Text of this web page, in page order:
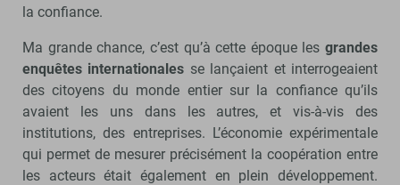
la confiance.
Ma grande chance, c’est qu’à cette époque les grandes
enquêtes internationales se lançaient et interrogeaient
des citoyens du monde entier sur la confiance qu’ils
avaient les uns dans les autres, et vis-à-vis des
institutions, des entreprises. L’économie expérimentale
qui permet de mesurer précisément la coopération entre
les acteurs était également en plein développement.